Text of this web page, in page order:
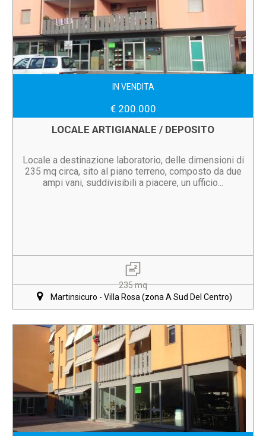
IN VENDITA
€ 200.000
LOCALE ARTIGIANALE / DEPOSITO
Locale a destinazione laboratorio, delle dimensioni di
235 mq circa, sito al piano terreno, composto da due
ampi vani, suddivisibili a piacere, un ufficio...
235 mq
Martinsicuro - Villa Rosa (zona A Sud Del Centro)